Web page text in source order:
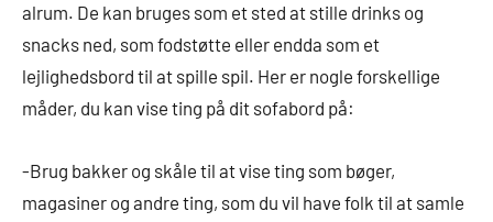
alrum. De kan bruges som et sted at stille drinks og
snacks ned, som fodstøtte eller endda som et
lejlighedsbord til at spille spil. Her er nogle forskellige
måder, du kan vise ting på dit sofabord på:
-Brug bakker og skåle til at vise ting som bøger,
magasiner og andre ting, som du vil have folk til at samle